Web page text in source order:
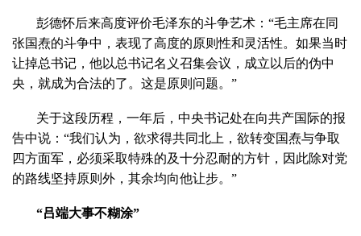
彭德怀后来高度评价毛泽东的斗争艺术：“毛主席在同
张国焘的斗争中，表现了高度的原则性和灵活性。如果当时
让掉总书记，他以总书记名义召集会议，成立以后的伪中
央，就成为合法的了。这是原则问题。”
关于这段历程，一年后，中央书记处在向共产国际的报
告中说：“我们认为，欲求得共同北上，欲转变国焘与争取
四方面军，必须采取特殊的及十分忍耐的方针，因此除对党
的路线坚持原则外，其余均向他让步。”
“吕端大事不糊涂”